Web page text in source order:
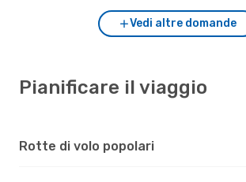
Vedi altre domande
Pianificare il viaggio
Rotte di volo popolari